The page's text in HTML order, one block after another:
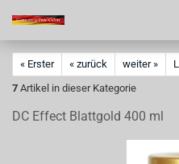
« Erster « zurück weiter »
7 Artikel in dieser Kategorie
DC Effect Blattgold 400 ml